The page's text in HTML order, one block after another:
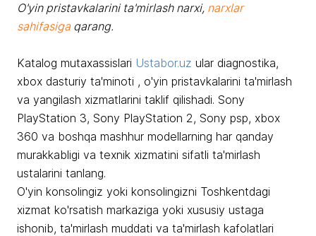
O'yin pristavkalarini ta'mirlash narxi, narxlar
sahifasiga qarang.
Katalog mutaxassislari Ustabor.uz ular diagnostika,
xbox dasturiy ta'minoti , o'yin pristavkalarini ta'mirlash
va yangilash xizmatlarini taklif qilishadi. Sony
PlayStation 3, Sony PlayStation 2, Sony psp, xbox
360 va boshqa mashhur modellarning har qanday
murakkabligi va texnik xizmatini sifatli ta'mirlash
ustalarini tanlang.
O'yin konsolingiz yoki konsolingizni Toshkentdagi
xizmat ko'rsatish markaziga yoki xususiy ustaga
ishonib, ta'mirlash muddati va ta'mirlash kafolatlari